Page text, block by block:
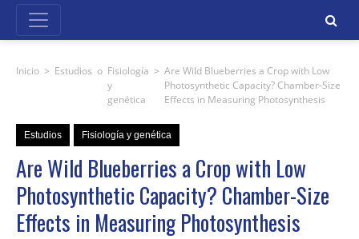
Inicio > Estudios o Fisiología
y
genética
> Are Wild Blueberries a Crop with Low
Photosynthetic Capacity? Chamber-Size
Effects in Measuring Photosynthesis
Estudios Fisiología y genética
Are Wild Blueberries a Crop with Low
Photosynthetic Capacity? Chamber-Size
Effects in Measuring Photosynthesis